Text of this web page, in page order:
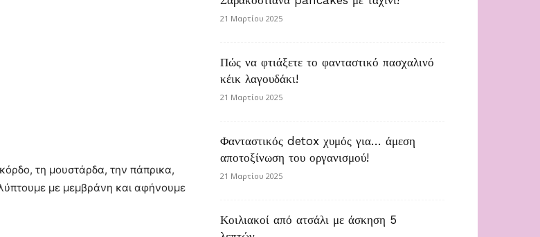
τη μουστάρδα, την πάπρικα,
με μεμβράνη και αφήνουμε
21 Μαρτίου 2025
Πώς να φτιάξετε το φανταστικό πασχαλινό
κέικ λαγουδάκι!
21 Μαρτίου 2025
Φανταστικός detox χυμός για… άμεση
αποτοξίνωση του οργανισμού!
21 Μαρτίου 2025
Κοιλιακοί από ατσάλι με άσκηση 5